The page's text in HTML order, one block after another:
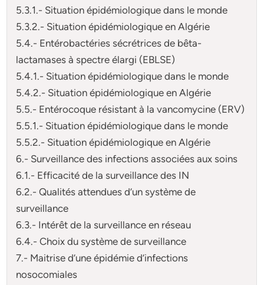
5.3.1.- Situation épidémiologique dans le monde
5.3.2.- Situation épidémiologique en Algérie
5.4.- Entérobactéries sécrétrices de bêta-
lactamases à spectre élargi (EBLSE)
5.4.1.- Situation épidémiologique dans le monde
5.4.2.- Situation épidémiologique en Algérie
5.5.- Entérocoque résistant à la vancomycine (ERV)
5.5.1.- Situation épidémiologique dans le monde
5.5.2.- Situation épidémiologique en Algérie
6.- Surveillance des infections associées aux soins
6.1.- Efficacité de la surveillance des IN
6.2.- Qualités attendues d’un système de
surveillance
6.3.- Intérêt de la surveillance en réseau
6.4.- Choix du système de surveillance
7.- Maitrise d’une épidémie d’infections
nosocomiales